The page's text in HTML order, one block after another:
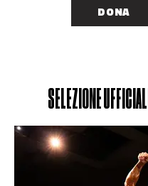
DONA
SELEZIONE